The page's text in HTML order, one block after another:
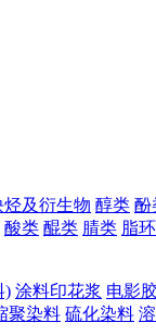
烃及衍生物 醇类 酚
酸类 醌类 腈类 脂
) 涂料印花浆 电影
聚染料 硫化染料